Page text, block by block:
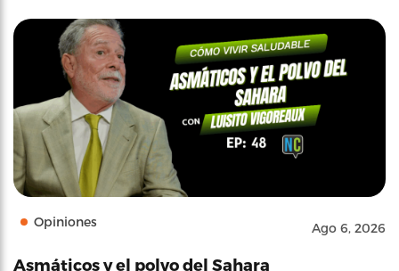
Opiniones Ago 6, 2026
Asmáticos y el polvo del Sahara